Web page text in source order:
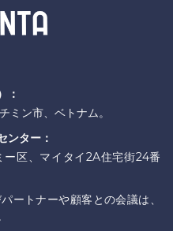
：
ン市、ベトナム。
ンター：
区、マイタイ2A住宅街24番
ートナーや顧客との会議は、